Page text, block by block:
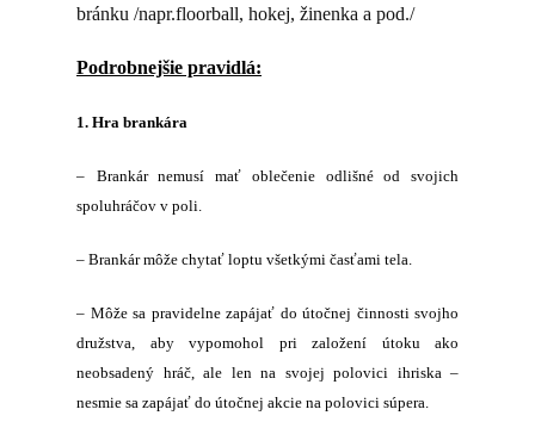
bránku /napr.floorball, hokej, žinenka a pod./
Podrobnejšie pravidlá:
1. Hra brankára
–
Brankár nemusí mať oblečenie odlišné od svojich
spoluhráčov v poli.
– Brankár môže chytať loptu všetkými časťami tela.
– Môže sa pravidelne zapájať do útočnej činnosti svojho
družstva, aby vypomohol pri založení útoku ako
neobsadený hráč, ale len na svojej polovici ihriska –
nesmie sa zapájať do útočnej akcie na polovici súpera.